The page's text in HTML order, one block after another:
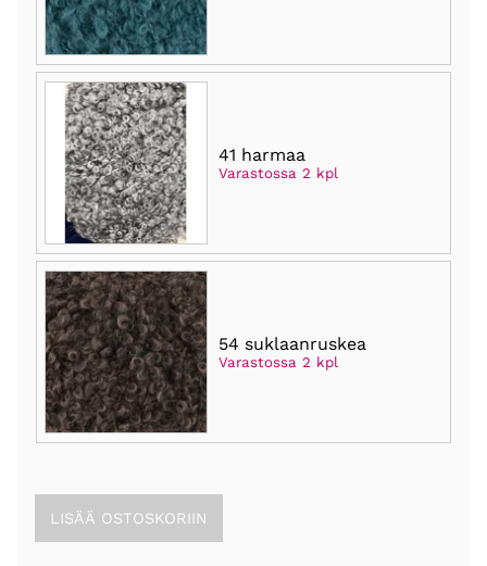
41 harmaa
Varastossa 2 kpl
54 suklaanruskea
Varastossa 2 kpl